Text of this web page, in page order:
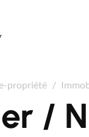
propriété
/